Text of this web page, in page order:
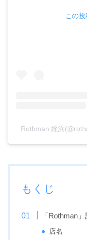
この
Rothman 姪浜
もくじ
「Rothman
店名